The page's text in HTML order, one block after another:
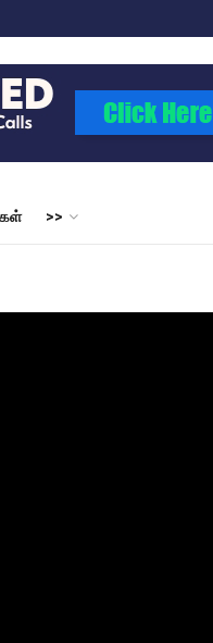
>>